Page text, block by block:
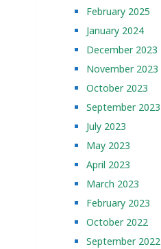
February 2025
January 2024
December 2023
November 2023
October 2023
September 2023
July 2023
May 2023
April 2023
March 2023
February 2023
October 2022
September 2022